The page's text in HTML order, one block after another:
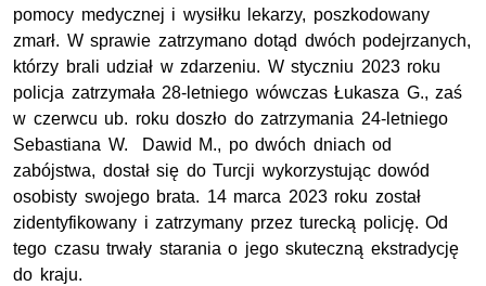
pomocy medycznej i wysiłku lekarzy, poszkodowany
zmarł. W sprawie zatrzymano dotąd dwóch podejrzanych,
którzy brali udział w zdarzeniu. W styczniu 2023 roku
policja zatrzymała 28-letniego wówczas Łukasza G., zaś
w czerwcu ub. roku doszło do zatrzymania 24-letniego
Sebastiana W. Dawid M., po dwóch dniach od
zabójstwa, dostał się do Turcji wykorzystując dowód
osobisty swojego brata. 14 marca 2023 roku został
zidentyfikowany i zatrzymany przez turecką policję. Od
tego czasu trwały starania o jego skuteczną ekstradycję
do kraju.